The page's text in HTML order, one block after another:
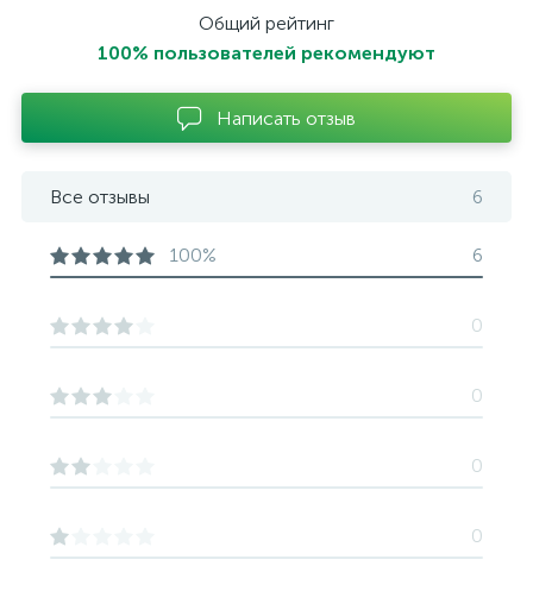
Общий рейтинг
100% пользователей рекомендуют
Написать отзыв
Все отзывы 6
100% 6
0
0
0
0